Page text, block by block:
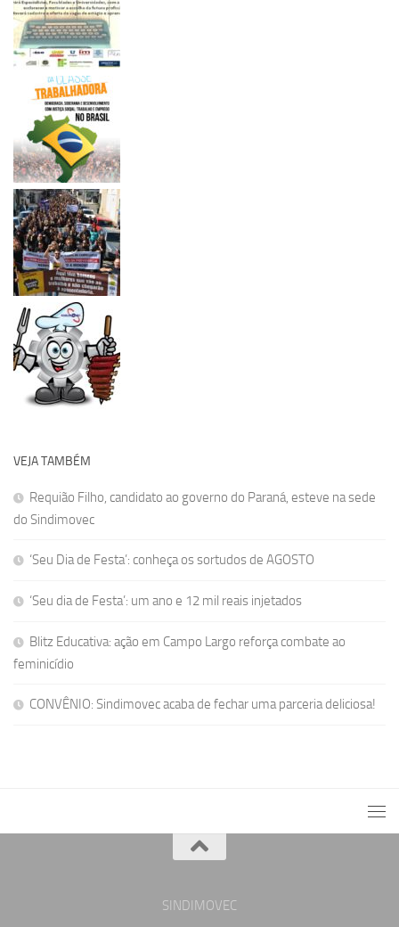
VEJA TAMBÉM
Requião Filho, candidato ao governo do Paraná, esteve na sede
do Sindimovec
‘Seu Dia de Festa’: conheça os sortudos de AGOSTO
‘Seu dia de Festa’: um ano e 12 mil reais injetados
Blitz Educativa: ação em Campo Largo reforça combate ao
feminicídio
CONVÊNIO: Sindimovec acaba de fechar uma parceria deliciosa!
SINDIMOVEC